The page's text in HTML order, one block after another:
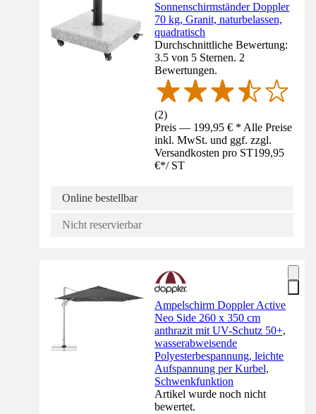
Sonnenschirmständer Doppler
70 kg, Granit, naturbelassen,
quadratisch
Durchschnittliche Bewertung:
3.5 von 5 Sternen. 2
Bewertungen.
(2)
Preis — 199,95 € * Alle Preise
inkl. MwSt. und ggf. zzgl.
Versandkosten pro ST199,95
€*/ ST
Online bestellbar
Nicht reservierbar
Ampelschirm Doppler Active
Neo Side 260 x 350 cm
anthrazit mit UV-Schutz 50+,
wasserabweisende
Polyesterbespannung, leichte
Aufspannung per Kurbel,
Schwenkfunktion
Artikel wurde noch nicht
bewertet.